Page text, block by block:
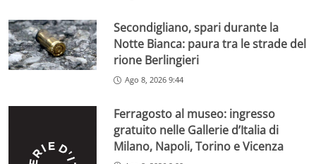
Secondigliano, spari durante la
Notte Bianca: paura tra le strade del
rione Berlingieri
Ago 8, 2026 9:44
Ferragosto al museo: ingresso
gratuito nelle Gallerie d’Italia di
Milano, Napoli, Torino e Vicenza